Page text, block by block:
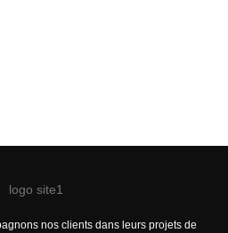
nos clients dans leurs projets de